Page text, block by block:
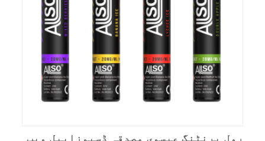
رول پرنٹنگ عیسوی مصدقہ ڈسپوزایبل ویپ